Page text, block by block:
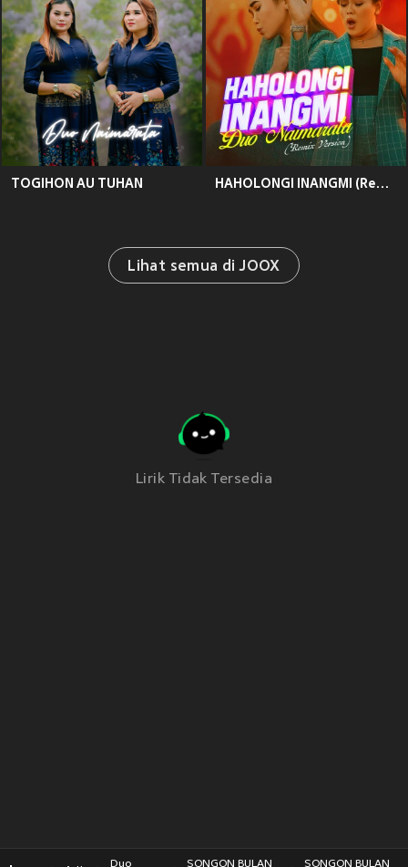
TOGIHON AU TUHAN HAHOLONGI INANGMI (Remix)
Lihat semua di JOOX
Lirik Tidak Tersedia
Duo SONGON BULAN SONGON BULAN